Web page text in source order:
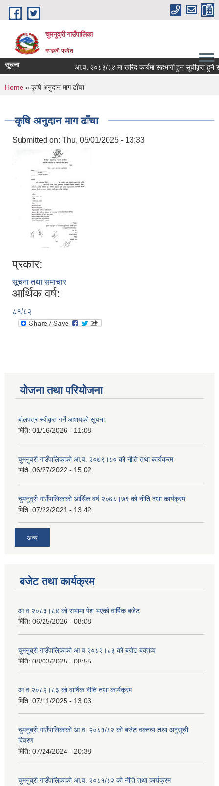
Skip to main content
चुमनुव्री गाउँपालिका
गण्डकी प्रदेश
सूचना आ.व. २०८३/८४ मा खरिद कार्यमा सहभागी हुन सूचीकृत हुने
You are here
Home » कृषि अनुदान माग ढाँचा
कृषि अनुदान माग ढाँचा
Submitted on: Thu, 05/01/2025 - 13:33
प्रकार:
सूचना तथा समाचार
आर्थिक वर्ष:
८१/८२
योजना तथा परियोजना
बोलपत्र स्वीकृत गर्ने आशयको सूचना
मिति: 01/16/2026 - 11:08
चुमनुव्री गाउँपालिकाको आ.व. २०७९।८० को नीति तथा कार्यक्रम
मिति: 06/27/2022 - 15:02
चुमनुव्री गाउँपालिकाको आर्थिक वर्ष २०७८।७९ को नीति तथा कार्यक्रम
मिति: 07/22/2021 - 13:42
अन्य
बजेट तथा कार्यक्रम
आ व २०८३।८४ को सभामा पेश भएको वार्षिक बजेट
मिति: 06/25/2026 - 08:08
चुमनुब्री गाउँपालिकाको आ व २०८२।८३ को बजेट बक्तव्य
मिति: 08/03/2025 - 08:55
आ व २०८२।८३ को वार्षिक नीति तथा कार्यक्रम
मिति: 07/11/2025 - 13:03
चुमनुब्री गाउँपालिकाको आ.व. २०८१/८२ को बजेट वक्तव्य तथा अनुसूची
विवरण
मिति: 07/24/2024 - 20:38
चुमनुब्री गाउँपालिकाको आ.व. २०८१/८२ को नीति तथा कार्यक्रम